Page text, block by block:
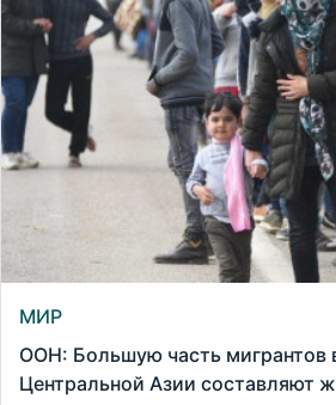
МИР
ООН: Большую часть мигрантов
Центральной Азии составляют